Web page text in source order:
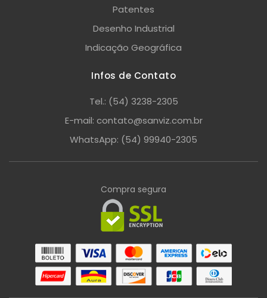
Patentes
Desenho Industrial
Indicação Geográfica
Infos de Contato
Tel.: (54) 3238-2305
E-mail: contato@sanviz.com.br
WhatsApp: (54) 99940-2305
Compra segura